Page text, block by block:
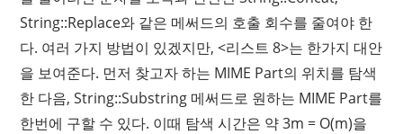
String::Replace와 같은 메써드의 호출 회수를 줄여야 한
다. 여러 가지 방법이 있겠지만, <리스트 8>는 한가지 대안
을 보여준다. 먼저 찾고자 하는 MIME Part의 위치를 탐색
한 다음, String::Substring 메써드로 원하는 MIME Part를
한번에 구할 수 있다. 이때 탐색 시간은 약 3m = O(m)을